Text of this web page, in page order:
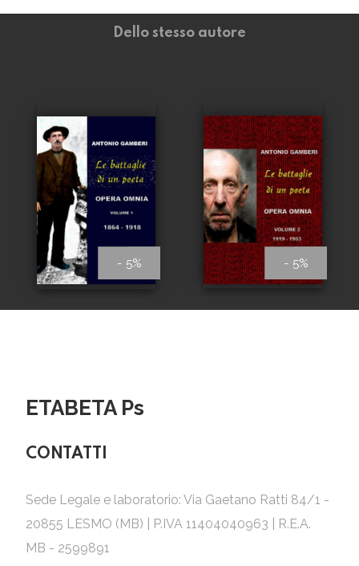
Dello stesso autore
- 5% - 5%
ETABETA Ps
CONTATTI
Sede Legale e laboratorio: Via Gaetano Ratti 84/1 -
20855 LESMO (MB) | P.IVA 11404040963 | R.E.A.
MB - 2599891